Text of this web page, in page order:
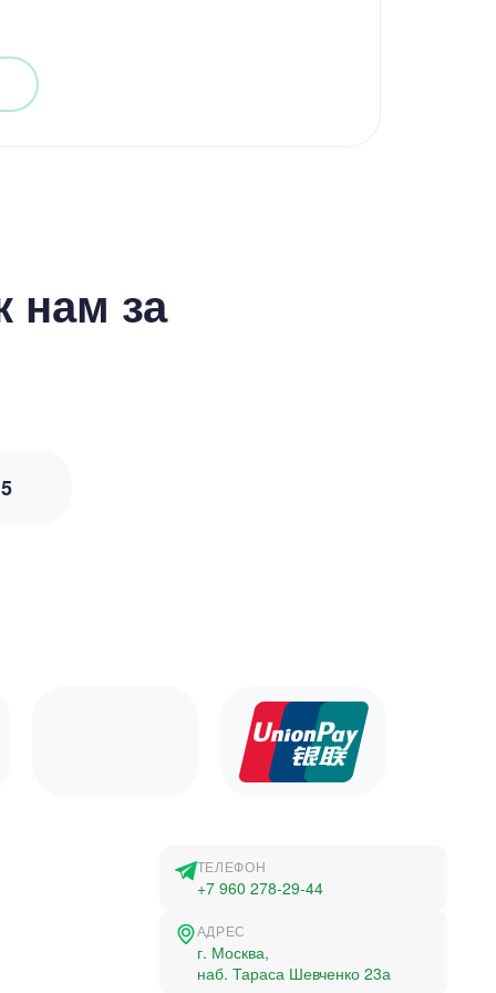
нам за
5
ТЕЛЕФОН
+7 960 278-29-44
АДРЕС
г. Москва,
наб. Тараса Шевченко 23а